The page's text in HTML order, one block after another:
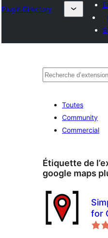
Plugin Directory
Rechercher
Toutes
Community
Commercial
Étiquette de
google maps
for